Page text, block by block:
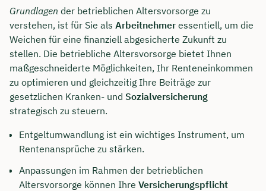
Grundlagen der betrieblichen Altersvorsorge zu
verstehen, ist für Sie als Arbeitnehmer essentiell, um die
Weichen für eine finanziell abgesicherte Zukunft zu
stellen. Die betriebliche Altersvorsorge bietet Ihnen
maßgeschneiderte Möglichkeiten, Ihr Renteneinkommen
zu optimieren und gleichzeitig Ihre Beiträge zur
gesetzlichen Kranken- und Sozialversicherung
strategisch zu steuern.
Entgeltumwandlung ist ein wichtiges Instrument, um
Rentenansprüche zu stärken.
Anpassungen im Rahmen der betrieblichen
Altersvorsorge können Ihre Versicherungspflicht